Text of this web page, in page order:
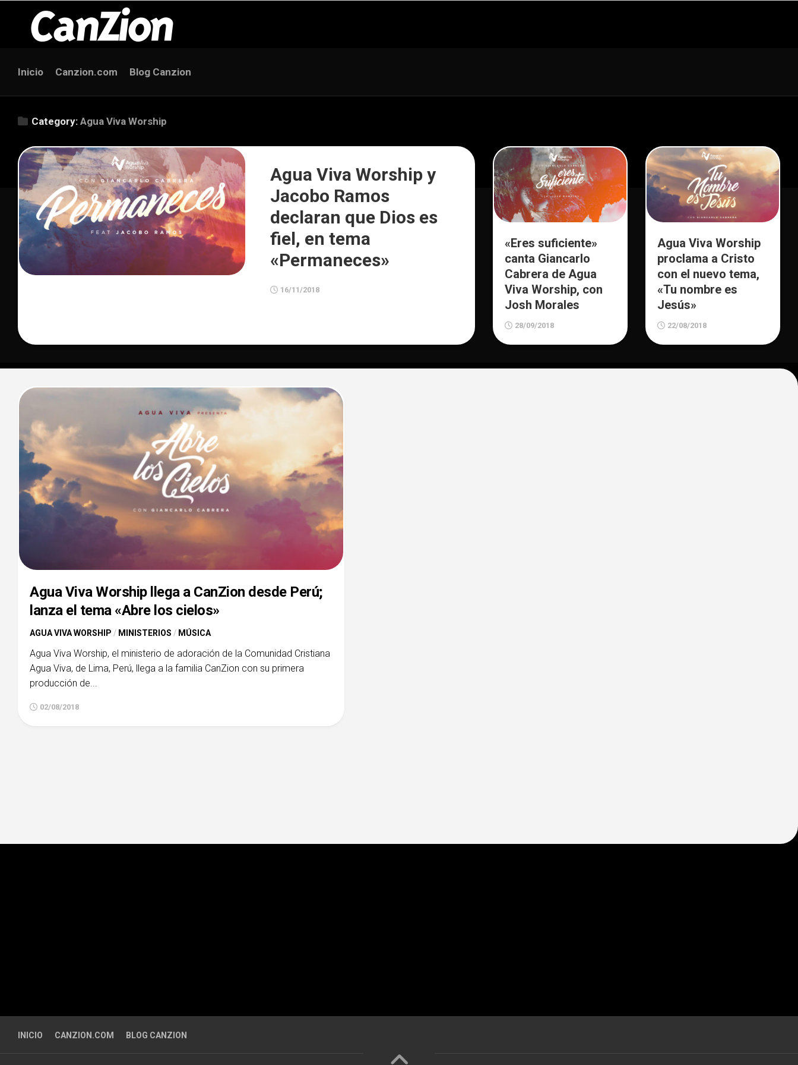
content
Inicio Canzion.com Blog Canzion
Category: Agua Viva Worship
Agua Viva Worship y
Jacobo Ramos
declaran que Dios es
fiel, en tema
«Permaneces»
16/11/2018
«Eres suficiente»
canta Giancarlo
Cabrera de Agua
Viva Worship, con
Josh Morales
28/09/2018
Agua Viva Worship
proclama a Cristo
con el nuevo tema,
«Tu nombre es
Jesús»
22/08/2018
Agua Viva Worship llega a CanZion desde Perú;
lanza el tema «Abre los cielos»
AGUA VIVA WORSHIP / MINISTERIOS / MÚSICA
Agua Viva Worship, el ministerio de adoración de la Comunidad Cristiana
Agua Viva, de Lima, Perú, llega a la familia CanZion con su primera
producción de...
02/08/2018
INICIO CANZION.COM BLOG CANZION